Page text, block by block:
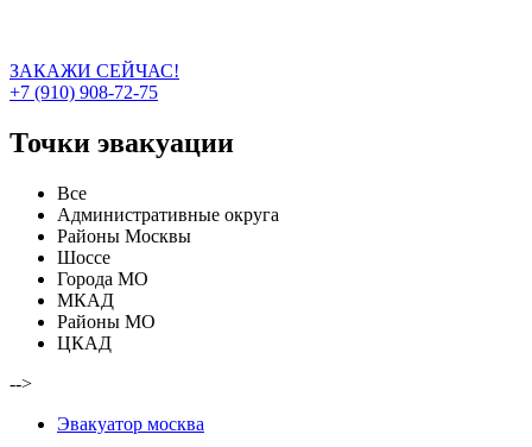
ЗАКАЖИ СЕЙЧАС!
+7 (910) 908-72-75
Точки эвакуации
Все
Административные округа
Районы Москвы
Шоссе
Города МО
МКАД
Районы МО
ЦКАД
-->
Эвакуатор москва